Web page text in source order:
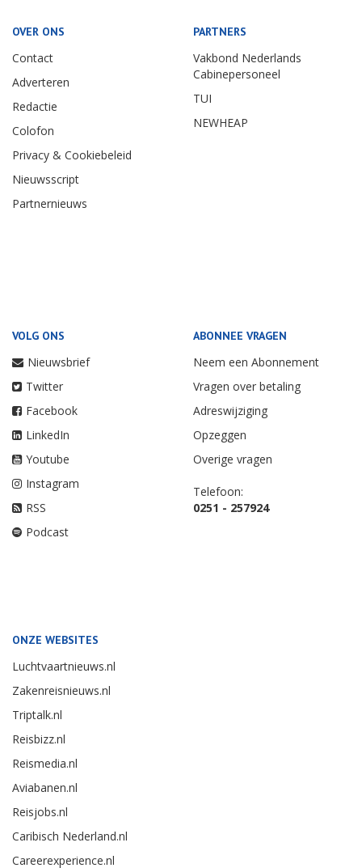
OVER ONS
Contact
Adverteren
Redactie
Colofon
Privacy & Cookiebeleid
Nieuwsscript
Partnernieuws
PARTNERS
Vakbond Nederlands
Cabinepersoneel
TUI
NEWHEAP
VOLG ONS
Nieuwsbrief
Twitter
Facebook
LinkedIn
Youtube
Instagram
RSS
Podcast
ABONNEE VRAGEN
Neem een Abonnement
Vragen over betaling
Adreswijziging
Opzeggen
Overige vragen
Telefoon:
0251 - 257924
ONZE WEBSITES
Luchtvaartnieuws.nl
Zakenreisnieuws.nl
Triptalk.nl
Reisbizz.nl
Reismedia.nl
Aviabanen.nl
Reisjobs.nl
Caribisch Nederland.nl
Careerexperience.nl